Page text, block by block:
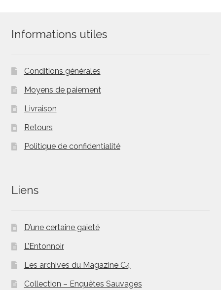
Informations utiles
Conditions générales
Moyens de paiement
Livraison
Retours
Politique de confidentialité
Liens
D’une certaine gaieté
L’Entonnoir
Les archives du Magazine C4
Collection – Enquêtes Sauvages